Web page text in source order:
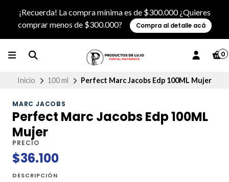
¡Recuerda! La compra mínima es de $300.000 ¿Quieres
comprar menos de $300.000?
Compra al detalle acá
0
Inicio 100 ml Perfect Marc Jacobs Edp 100ML Mujer
MARC JACOBS
Perfect Marc Jacobs Edp 100ML
Mujer
PRECIO
$36.100
DESCRIPCIÓN